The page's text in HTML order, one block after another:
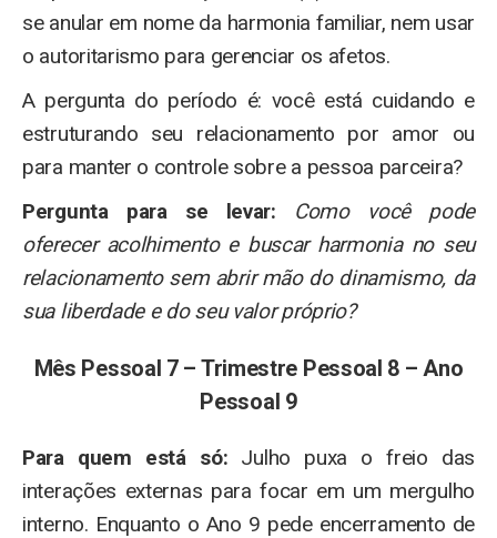
se anular em nome da harmonia familiar, nem usar
o autoritarismo para gerenciar os afetos.
A pergunta do período é: você está cuidando e
estruturando seu relacionamento por amor ou
para manter o controle sobre a pessoa parceira?
Pergunta para se levar:
Como você pode
oferecer acolhimento e buscar harmonia no seu
relacionamento sem abrir mão do dinamismo, da
sua liberdade e do seu valor próprio?
Mês Pessoal 7 – Trimestre Pessoal 8 – Ano
Pessoal 9
Para quem está só: Julho puxa o freio das
interações externas para focar em um mergulho
interno. Enquanto o Ano 9 pede encerramento de